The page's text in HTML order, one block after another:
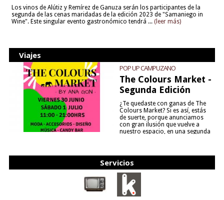
Los vinos de Alútiz y Remírez de Ganuza serán los participantes de la
segunda de las cenas maridadas de la edición 2023 de "Samaniego in
Wine". Este singular evento gastronómico tendrá ... (leer más)
Viajes
POP UP CAMPUZANO
The Colours Market -
Segunda Edición
¿Te quedaste con ganas de The
Colours Market? Si es así, estás
de suerte, porque anunciamos
con gran ilusión que vuelve a
nuestro espacio, en una segunda
Servicios